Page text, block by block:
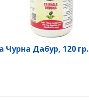
Чурна Дабур, 120 гр.